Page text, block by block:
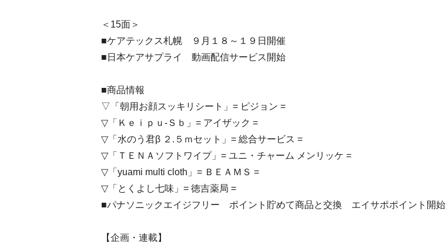
＜15面＞
■ケアテックス札幌 ９月１８～１９日開催
■日本ケアサプライ 動画配信サービス開始
■商品情報
▽「朝用お顔スッキリシート」= ピジョン =
▽「Ｋｅｉｐｕ-Ｓｂ」= アイザック =
▽「水のう君β ２.５ｍセット」= 総合サービス =
▽「ＴＥＮＡソフトワイプ」= ユニ・チャーム メンリッケ =
▽「yuami multi cloth」= ＢＥＡＭＳ =
▽「とくよし七味」= 徳吉薬局 =
■パナソニックエイジフリー ポイント貯めて商品と交換 エイサポポイント開始
【企画・連載】